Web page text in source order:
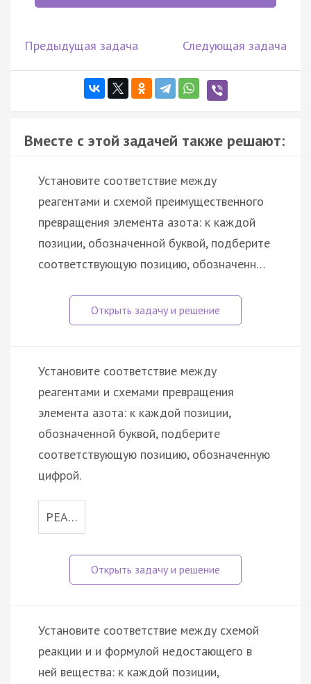
Предыдущая задача Следующая задача
Вместе с этой задачей также решают:
Установите соответствие между
реагентами и схемой преимущественного
превращения элемента азота: к каждой
позиции, обозначенной буквой, подберите
соответствующую позицию, обозначенн…
Установите соответствие между
реагентами и схемами превращения
элемента азота: к каждой позиции,
обозначенной буквой, подберите
соответствующую позицию, обозначенную
цифрой.
РЕА…
Установите соответствие между схемой
реакции и и формулой недостающего в
ней вещества: к каждой позиции,